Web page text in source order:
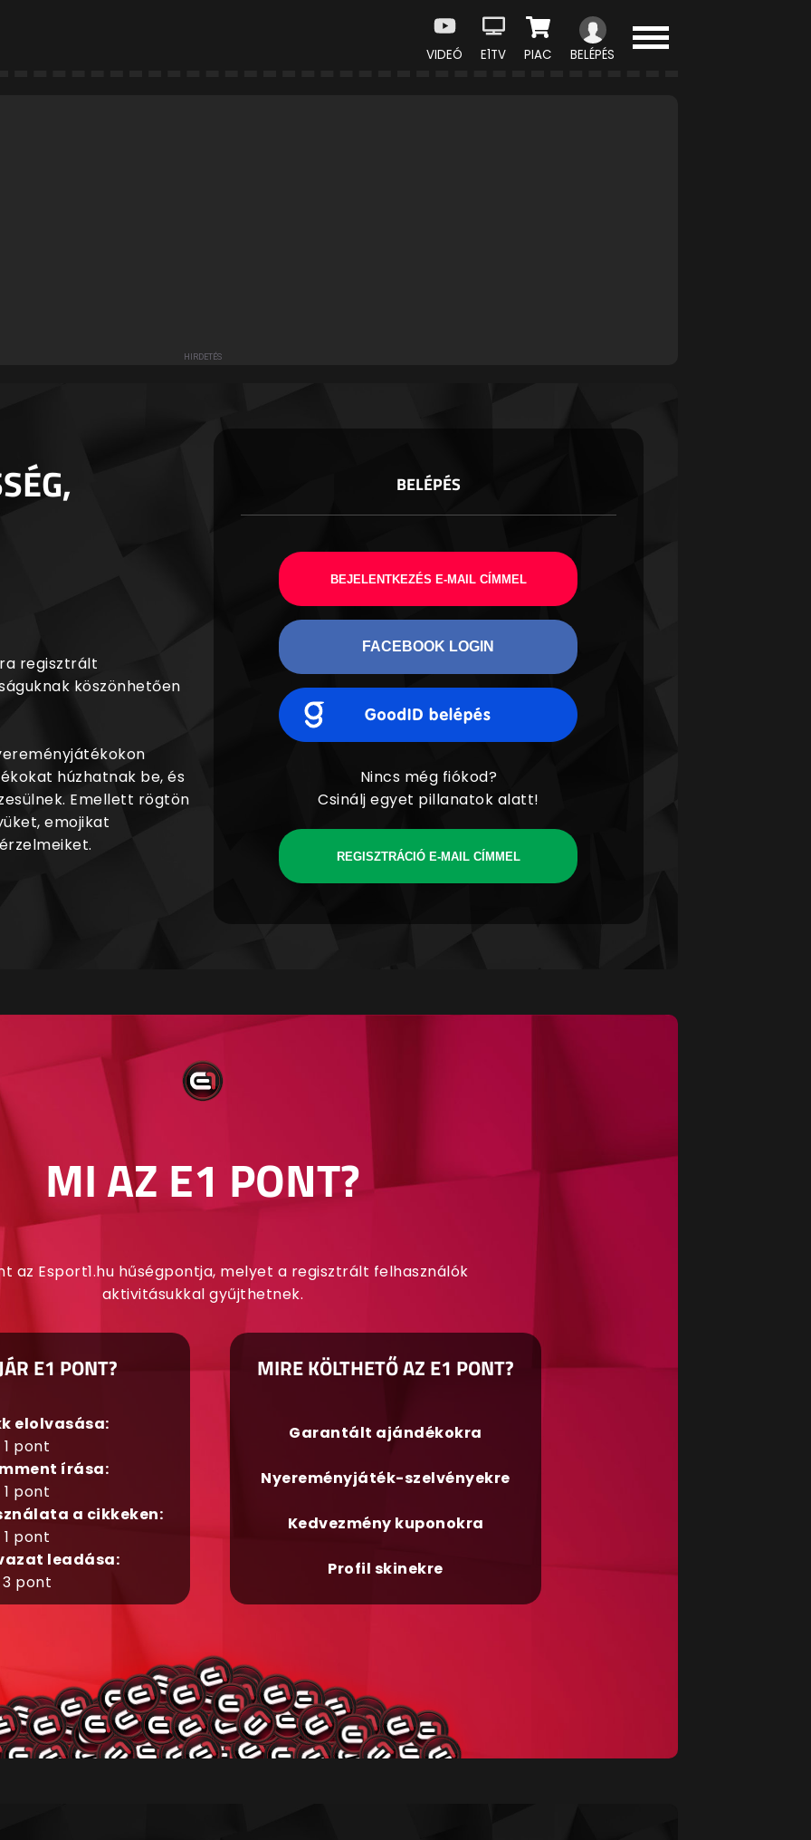
VIDEÓ E1TV PIAC BELÉPÉS
regisztrált
köszönhetően
húzhatnak be, és
Emellett rögtön
emojikat
BELÉPÉS
BEJELENTKEZÉS E-MAIL CÍMMEL
FACEBOOK LOGIN
Nincs még fiókod?
Csinálj egyet pillanatok alatt!
REGISZTRÁCIÓ E-MAIL CÍMMEL
MI AZ E1 PONT?
az Esport1.hu hűségpontja, melyet a regisztrált felhasználók
aktivitásukkal gyűjthetnek.
E1 PONT?
elolvasása:
1 pont
írása:
1 pont
a cikkeken:
1 pont
leadása:
3 pont
MIRE KÖLTHETŐ AZ E1 PONT?
Garantált ajándékokra
Nyereményjáték-szelvényekre
Kedvezmény kuponokra
Profil skinekre